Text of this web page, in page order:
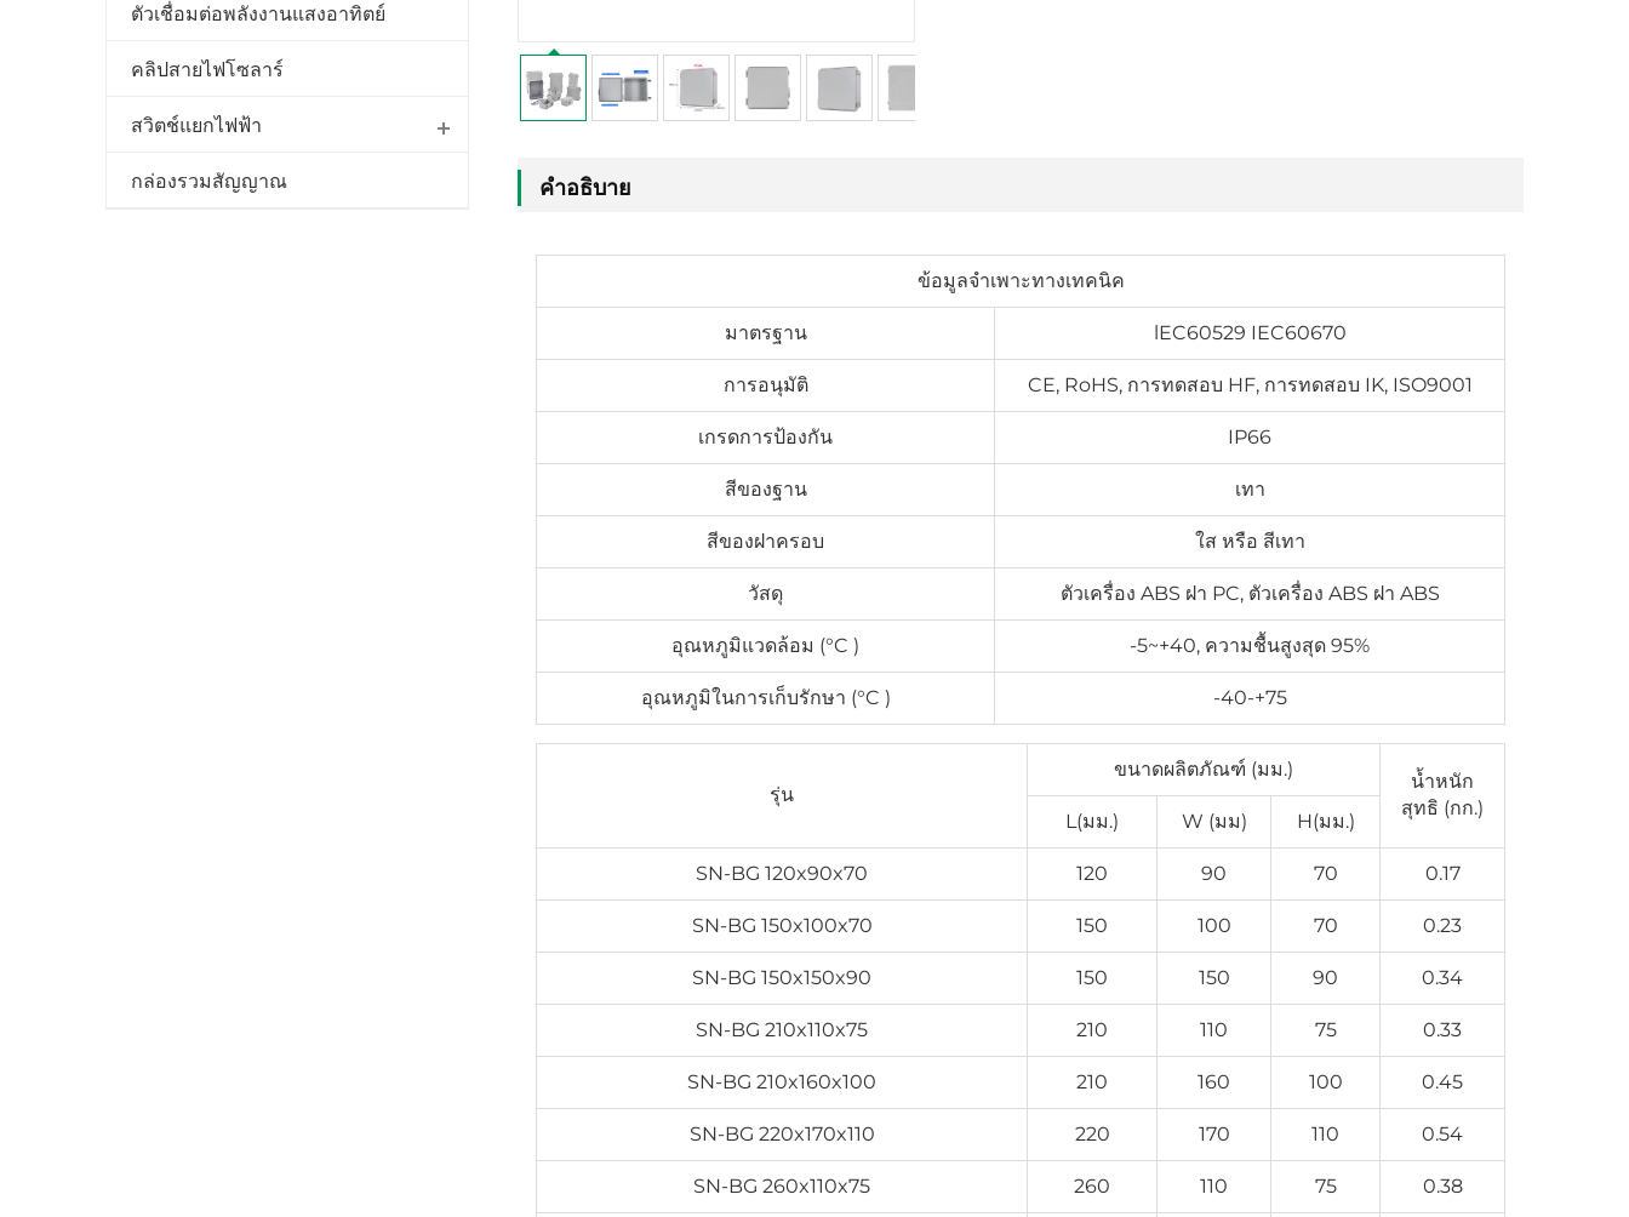
ตัวเชื่อมต่อพลังงานแสงอาทิตย์
คลิปสายไฟโซลาร์
สวิตช์แยกไฟฟ้า
กล่องรวมสัญญาณ คำอธิบาย
ข้อมูลจำเพาะทางเทคนิค
มาตรฐาน lEC60529 IEC60670
การอนุมัติ CE, RoHS, การทดสอบ HF, การทดสอบ IK, ISO9001
เกรดการป้องกัน IP66
สีของฐาน เทา
สีของฝาครอบ ใส หรือ สีเทา
วัสดุ ตัวเครื่อง ABS ฝา PC, ตัวเครื่อง ABS ฝา ABS
อุณหภูมิแวดล้อม (°C ) -5~+40, ความชื้นสูงสุด 95%
อุณหภูมิในการเก็บรักษา (°C ) -40-+75
รุ่น
ขนาดผลิตภัณฑ์ (มม.)
น้ำหนัก
สุทธิ (กก.)
L(มม.) W (มม) H(มม.)
SN-BG 120x90x70 120 90 70 0.17
SN-BG 150x100x70 150 100 70 0.23
SN-BG 150x150x90 150 150 90 0.34
SN-BG 210x110x75 210 110 75 0.33
SN-BG 210x160x100 210 160 100 0.45
SN-BG 220x170x110 220 170 110 0.54
SN-BG 260x110x75 260 110 75 0.38